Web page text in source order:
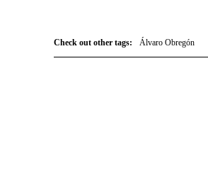
Check out other tags: Álvaro Obregón